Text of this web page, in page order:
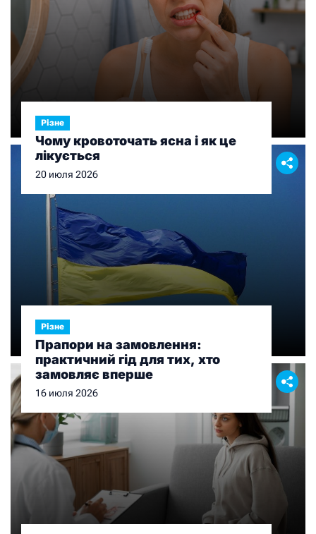
Різне
Чому кровоточать ясна і як це
лікується
20 июля 2026
Різне
Прапори на замовлення:
практичний гід для тих, хто
замовляє вперше
16 июля 2026